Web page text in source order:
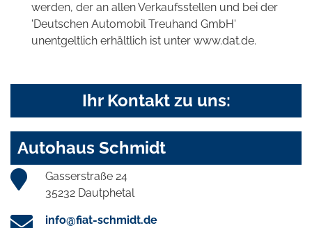
werden, der an allen Verkaufsstellen und bei der
'Deutschen Automobil Treuhand GmbH'
unentgeltlich erhältlich ist unter www.dat.de.
Ihr Kontakt zu uns:
Autohaus Schmidt
Gasserstraße 24
35232 Dautphetal
info@fiat-schmidt.de